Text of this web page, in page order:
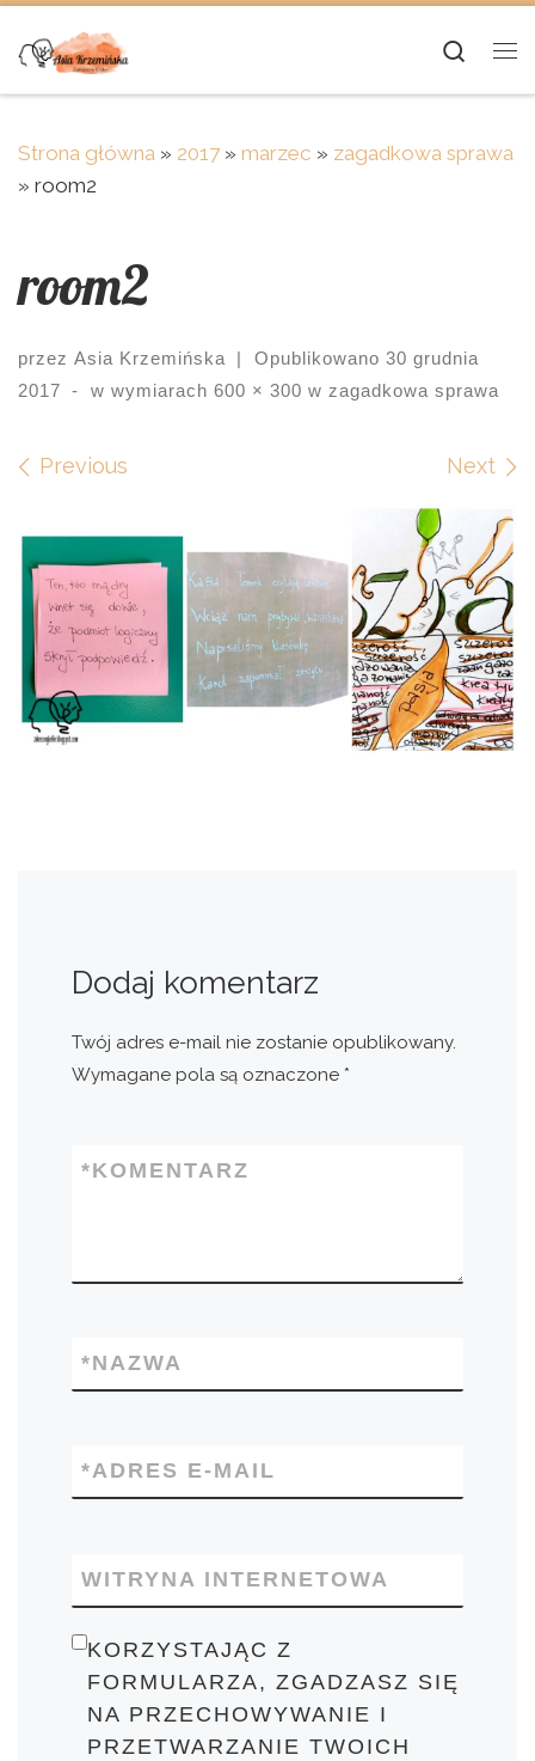
Skip to content
Strona główna » 2017 » marzec » zagadkowa sprawa
» room2
room2
przez Asia Krzemińska | Opublikowano 30 grudnia
2017
- w wymiarach 600 × 300 w zagadkowa sprawa
Images navigation
Previous Next
Dodaj komentarz
Twój adres e-mail nie zostanie opublikowany.
Wymagane pola są oznaczone *
KOMENTARZ
*
NAZWA
*
ADRES E-MAIL
*
WITRYNA INTERNETOWA
KORZYSTAJĄC Z
FORMULARZA, ZGADZASZ SIĘ
NA PRZECHOWYWANIE I
PRZETWARZANIE TWOICH